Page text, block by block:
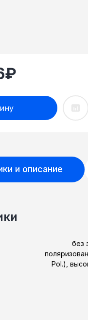
₽
и описание
без
Pol.),